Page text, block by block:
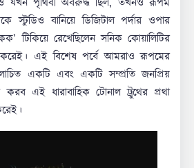
যখন পৃথিবী অবরুদ্ধ ছিল, তখনও রূপম
স্টুডিও বানিয়ে ডিজিটাল পর্দার ওপার
টিকিয়ে রেখেছিলেন সনিক কোয়ালিটির
এই বিশেষ পর্বে আমরাও রূপমের
একটি এবং একটি সম্প্রতি জনপ্রিয়
এই ধারাবাহিক টোনাল ট্রুথের প্রথা